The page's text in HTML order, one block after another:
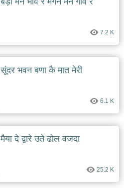
7.2 K
सूंदर भवन बणा कै मात मेरी
6.1 K
मैया दे द्वारे उते ढोल वजदा
25.2 K